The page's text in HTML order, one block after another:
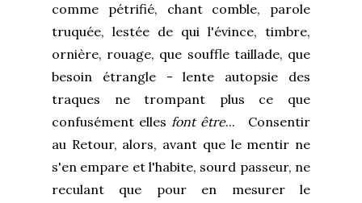
comme pétrifié, chant comble, parole
truquée, lestée de qui l'évince, timbre,
ornière, rouage, que souffle taillade, que
besoin étrangle - lente autopsie des
traques ne trompant plus ce que
confusément elles font être... Consentir
au Retour, alors, avant que le mentir ne
s'en empare et l'habite, sourd passeur, ne
reculant que pour en mesurer le